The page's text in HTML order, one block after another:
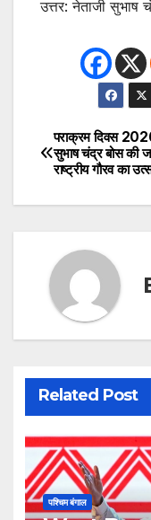
उत्तर: नेताजी सुभाष
Post
पराक्रम दिवस
सुभाष चंद्र बोस की
राष्ट्रीय गौरव का
Related Post
पश्चिम बंगाल